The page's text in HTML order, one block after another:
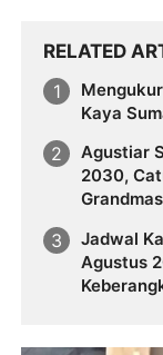
RELATED
Kaya
Agustiar
2030,
Jadwal
Agustus